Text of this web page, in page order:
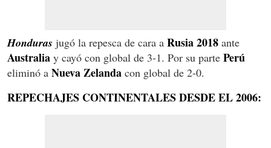
Honduras jugó la repesca de cara a Rusia 2018 ante
Australia y cayó con global de 3-1. Por su parte Perú
eliminó a Nueva Zelanda con global de 2-0.
REPECHAJES CONTINENTALES DESDE EL 2006: